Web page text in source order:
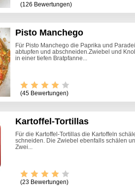
(126 Bewertungen)
Pisto Manchego
Für Pisto Manchego die Paprika und
abtupfen und abschneiden.Zwiebel und
in einer tiefen Bratpfanne...
(45 Bewertungen)
Kartoffel-Tortillas
Für die Kartoffel-Tortillas die Kartoffeln
schneiden. Die Zwiebel ebenfalls schälen
Zwei...
(23 Bewertungen)